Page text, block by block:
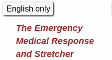
English only
The Emergency
Medical Response
and Stretcher